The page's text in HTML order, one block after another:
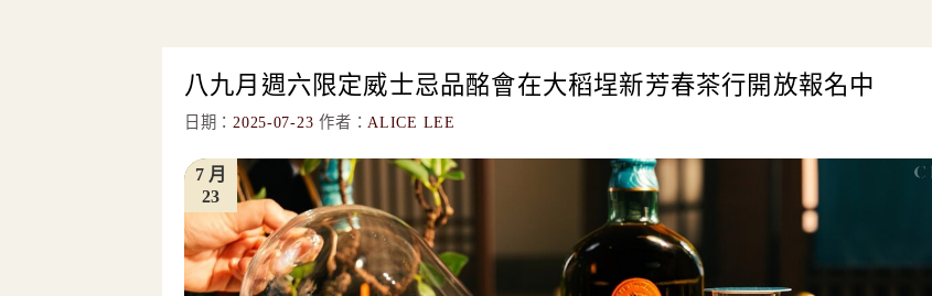
八九月週六限定威士忌品酩會在大稻埕新芳春茶行開放報名中
日期： 2025-07-23 作者： ALICE LEE
23
7 月